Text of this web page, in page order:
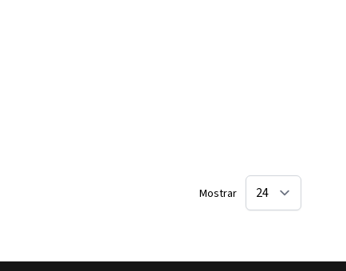
Mostrar